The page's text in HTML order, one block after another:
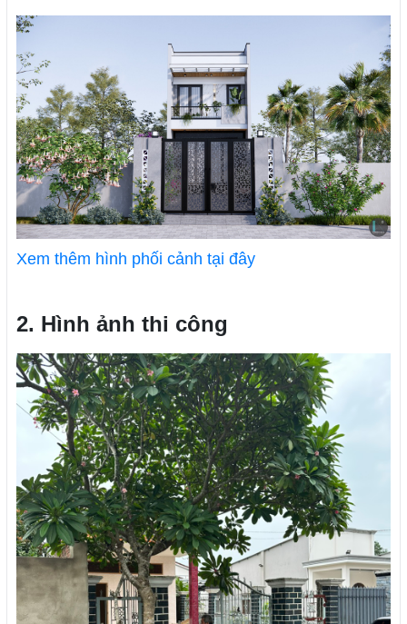
Xem thêm hình phối cảnh tại đây
2. Hình ảnh thi công